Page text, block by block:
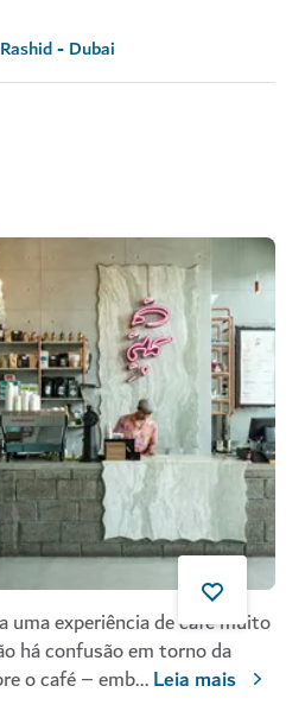
- Dubai
uma experiência de café muito
há confusão em torno da
o café – emb...Leia mais